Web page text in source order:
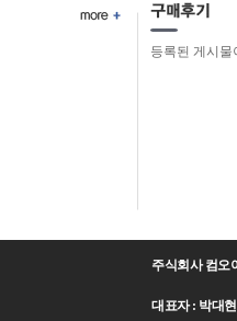
등록된 게시물
주식회사 컴오
대표자 : 박대